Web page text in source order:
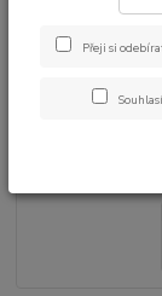
Palkar
černý
Přeji si